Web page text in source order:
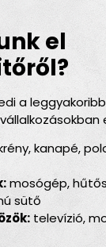
el
a
kanapé,
mosógép,
sütő
televízió,